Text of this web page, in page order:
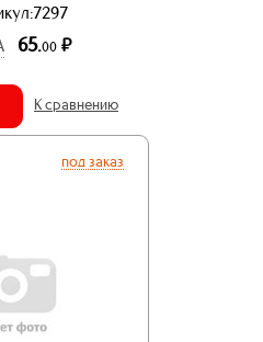
65.00 р.
К сравнению
под заказ